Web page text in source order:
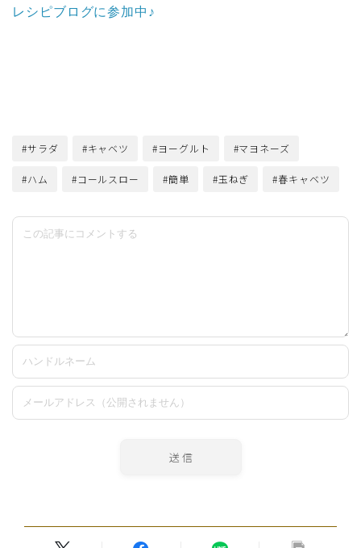
レシピブログに参加中♪
#サラダ #キャベツ #ヨーグルト #マヨネーズ
#ハム #コールスロー #簡単 #玉ねぎ #春キャベツ